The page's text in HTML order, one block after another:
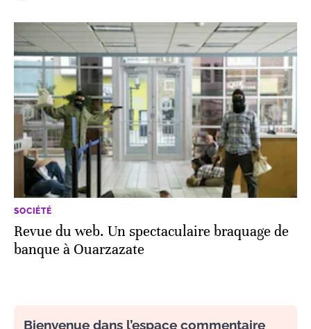
SOCIÉTÉ
Revue du web. Un spectaculaire braquage de
banque à Ouarzazate
Bienvenue dans l’espace commentaire